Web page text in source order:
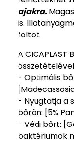
ajakra.
is.
foltot.
A CICAPLAST
- Optimális
- Nyugtatja a
bőrön: [5%
- Védi bőrt:
baktériumok